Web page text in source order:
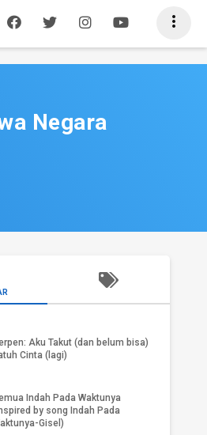

Negara
Tekanan hidup biar nggaya
gaya hidup?
Aku Takut (dan belum bisa)
Cinta (lagi)
Indah Pada Waktunya
by song Indah Pada
Gisel)